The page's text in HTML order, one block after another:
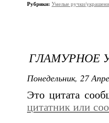
Рубрики: Умелые ручки/
ГЛАМУРНОЕ
Понедельник, 27
Это цитата
цитатник или